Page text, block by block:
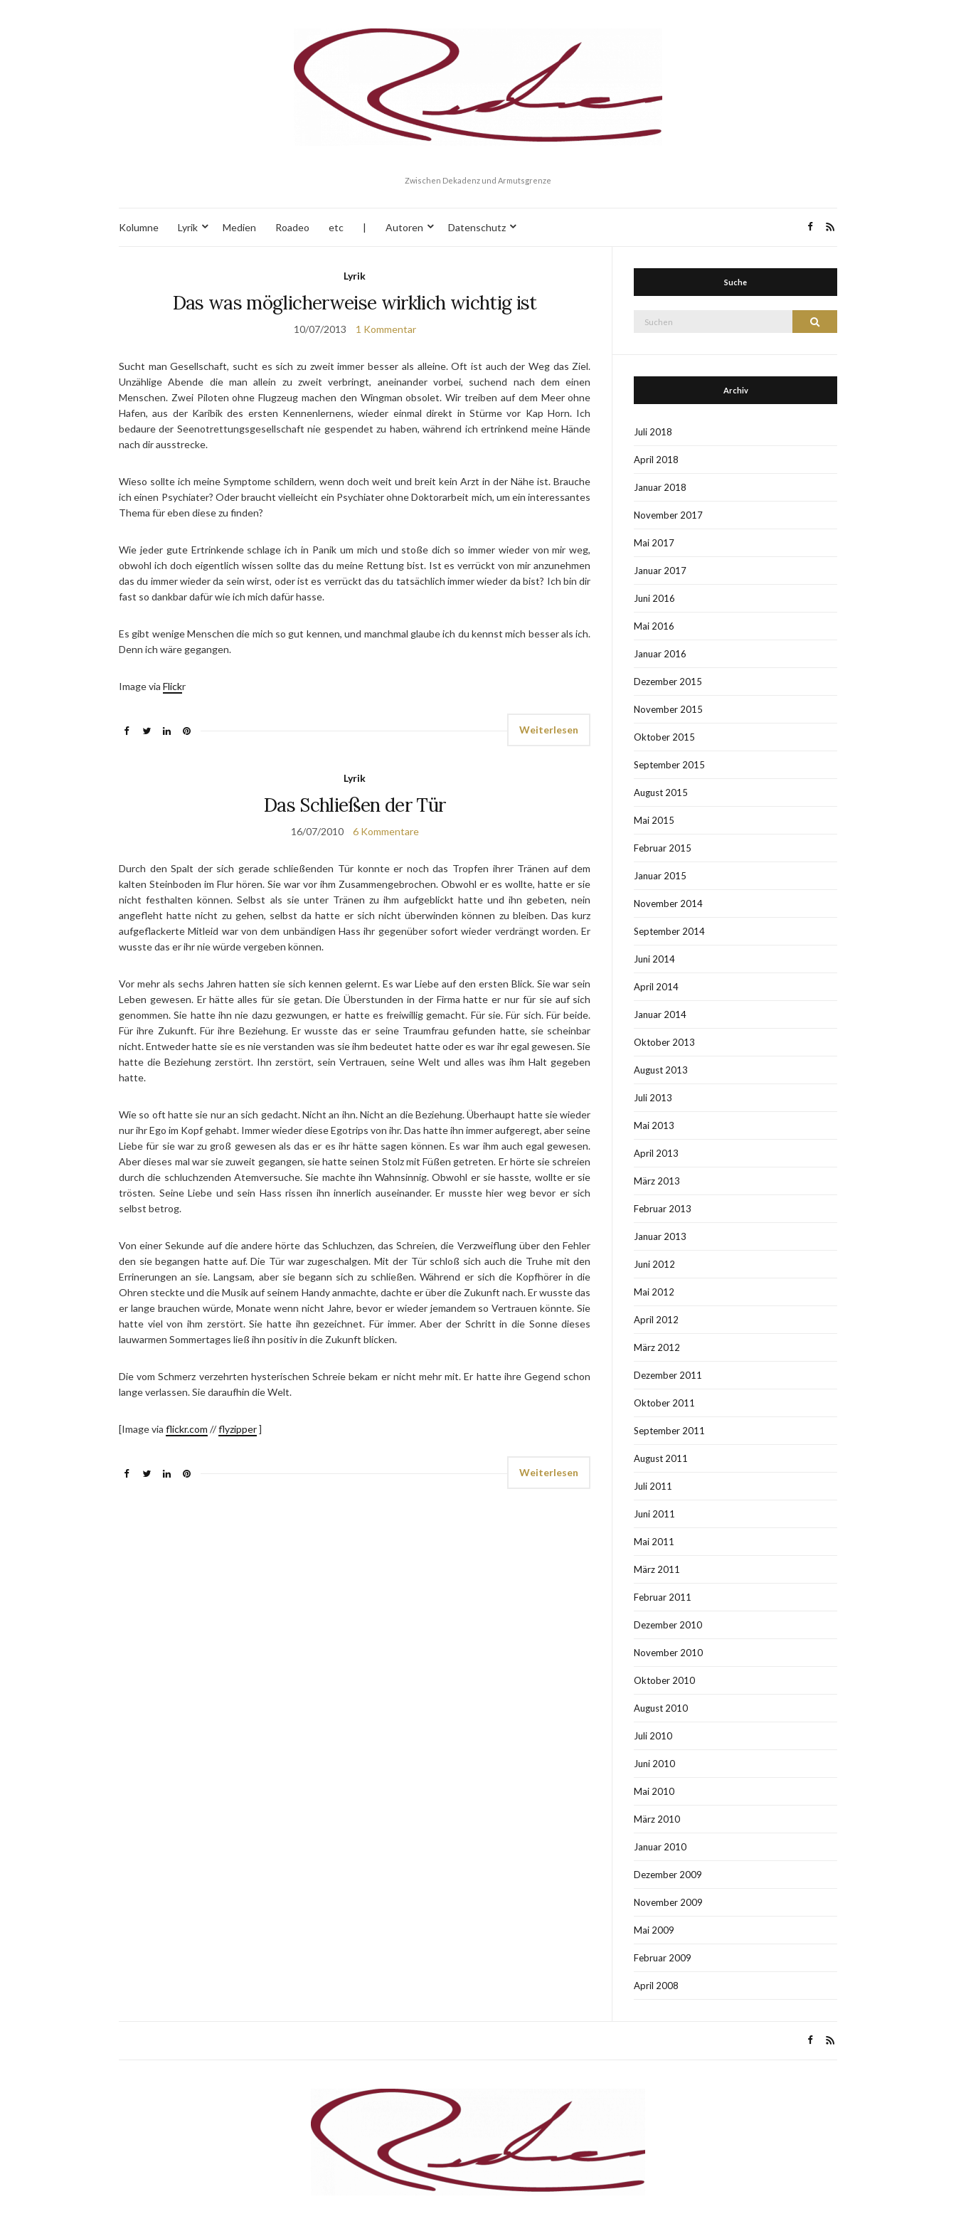
Zwischen Dekadenz und Armutsgrenze
Kolumne Lyrik Medien Roadeo etc | Autoren Datenschutz
Lyrik
Das was möglicherweise wirklich wichtig ist
10/07/2013 1 Kommentar
Sucht man Gesellschaft, sucht es sich zu zweit immer besser als alleine. Oft ist auch der Weg das Ziel.
Unzählige Abende die man allein zu zweit verbringt, aneinander vorbei, suchend nach dem einen
Menschen. Zwei Piloten ohne Flugzeug machen den Wingman obsolet. Wir treiben auf dem Meer ohne
Hafen, aus der Karibik des ersten Kennenlernens, wieder einmal direkt in Stürme vor Kap Horn. Ich
bedaure der Seenotrettungsgesellschaft nie gespendet zu haben, während ich ertrinkend meine Hände
nach dir ausstrecke.
Wieso sollte ich meine Symptome schildern, wenn doch weit und breit kein Arzt in der Nähe ist. Brauche
ich einen Psychiater? Oder braucht vielleicht ein Psychiater ohne Doktorarbeit mich, um ein interessantes
Thema für eben diese zu finden?
Wie jeder gute Ertrinkende schlage ich in Panik um mich und stoße dich so immer wieder von mir weg,
obwohl ich doch eigentlich wissen sollte das du meine Rettung bist. Ist es verrückt von mir anzunehmen
das du immer wieder da sein wirst, oder ist es verrückt das du tatsächlich immer wieder da bist? Ich bin dir
fast so dankbar dafür wie ich mich dafür hasse.
Es gibt wenige Menschen die mich so gut kennen, und manchmal glaube ich du kennst mich besser als ich.
Denn ich wäre gegangen.
Image via Flickr
Weiterlesen
Lyrik
Das Schließen der Tür
16/07/2010 6 Kommentare
Durch den Spalt der sich gerade schließenden Tür konnte er noch das Tropfen ihrer Tränen auf dem
kalten Steinboden im Flur hören. Sie war vor ihm Zusammengebrochen. Obwohl er es wollte, hatte er sie
nicht festhalten können. Selbst als sie unter Tränen zu ihm aufgeblickt hatte und ihn gebeten, nein
angefleht hatte nicht zu gehen, selbst da hatte er sich nicht überwinden können zu bleiben. Das kurz
aufgeflackerte Mitleid war von dem unbändigen Hass ihr gegenüber sofort wieder verdrängt worden. Er
wusste das er ihr nie würde vergeben können.
Vor mehr als sechs Jahren hatten sie sich kennen gelernt. Es war Liebe auf den ersten Blick. Sie war sein
Leben gewesen. Er hätte alles für sie getan. Die Überstunden in der Firma hatte er nur für sie auf sich
genommen. Sie hatte ihn nie dazu gezwungen, er hatte es freiwillig gemacht. Für sie. Für sich. Für beide.
Für ihre Zukunft. Für ihre Beziehung. Er wusste das er seine Traumfrau gefunden hatte, sie scheinbar
nicht. Entweder hatte sie es nie verstanden was sie ihm bedeutet hatte oder es war ihr egal gewesen. Sie
hatte die Beziehung zerstört. Ihn zerstört, sein Vertrauen, seine Welt und alles was ihm Halt gegeben
hatte.
Wie so oft hatte sie nur an sich gedacht. Nicht an ihn. Nicht an die Beziehung. Überhaupt hatte sie wieder
nur ihr Ego im Kopf gehabt. Immer wieder diese Egotrips von ihr. Das hatte ihn immer aufgeregt, aber seine
Liebe für sie war zu groß gewesen als das er es ihr hätte sagen können. Es war ihm auch egal gewesen.
Aber dieses mal war sie zuweit gegangen, sie hatte seinen Stolz mit Füßen getreten. Er hörte sie schreien
durch die schluchzenden Atemversuche. Sie machte ihn Wahnsinnig. Obwohl er sie hasste, wollte er sie
trösten. Seine Liebe und sein Hass rissen ihn innerlich auseinander. Er musste hier weg bevor er sich
selbst betrog.
Von einer Sekunde auf die andere hörte das Schluchzen, das Schreien, die Verzweiflung über den Fehler
den sie begangen hatte auf. Die Tür war zugeschalgen. Mit der Tür schloß sich auch die Truhe mit den
Errinerungen an sie. Langsam, aber sie begann sich zu schließen. Während er sich die Kopfhörer in die
Ohren steckte und die Musik auf seinem Handy anmachte, dachte er über die Zukunft nach. Er wusste das
er lange brauchen würde, Monate wenn nicht Jahre, bevor er wieder jemandem so Vertrauen könnte. Sie
hatte viel von ihm zerstört. Sie hatte ihn gezeichnet. Für immer. Aber der Schritt in die Sonne dieses
lauwarmen Sommertages ließ ihn positiv in die Zukunft blicken.
Die vom Schmerz verzehrten hysterischen Schreie bekam er nicht mehr mit. Er hatte ihre Gegend schon
lange verlassen. Sie daraufhin die Welt.
[Image via flickr.com //flyzipper]
Weiterlesen
Suche
Suchen
Archiv
Juli 2018
April 2018
Januar 2018
November 2017
Mai 2017
Januar 2017
Juni 2016
Mai 2016
Januar 2016
Dezember 2015
November 2015
Oktober 2015
September 2015
August 2015
Mai 2015
Februar 2015
Januar 2015
November 2014
September 2014
Juni 2014
April 2014
Januar 2014
Oktober 2013
August 2013
Juli 2013
Mai 2013
April 2013
März 2013
Februar 2013
Januar 2013
Juni 2012
Mai 2012
April 2012
März 2012
Dezember 2011
Oktober 2011
September 2011
August 2011
Juli 2011
Juni 2011
Mai 2011
März 2011
Februar 2011
Dezember 2010
November 2010
Oktober 2010
August 2010
Juli 2010
Juni 2010
Mai 2010
März 2010
Januar 2010
Dezember 2009
November 2009
Mai 2009
Februar 2009
April 2008